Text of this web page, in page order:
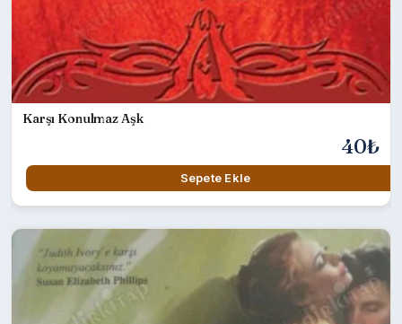
Karşı Konulmaz Aşk
40₺
Sepete Ekle